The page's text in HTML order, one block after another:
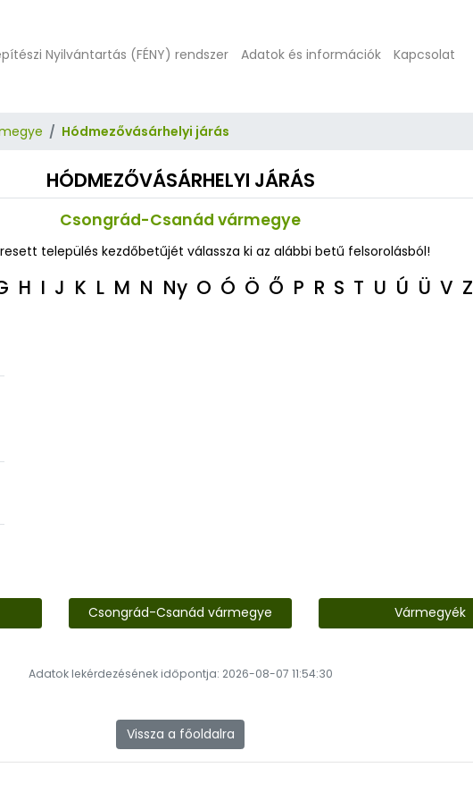
Nyilvántartás (FÉNY) rendszer Adatok és információk Kapcsolat
Hódmezővásárhelyi járás
HÓDMEZŐVÁSÁRHELYI JÁRÁS
Csongrád-Csanád vármegye
település kezdőbetűjét válassza ki az alábbi betű felsorolásból!
H I J K L M N Ny O Ó Ö Ő P R S T U Ú Ü V Z
Csongrád-Csanád vármegye Vármegyék
Adatok lekérdezésének időpontja: 2026-08-07 11:54:30
Vissza a főoldalra